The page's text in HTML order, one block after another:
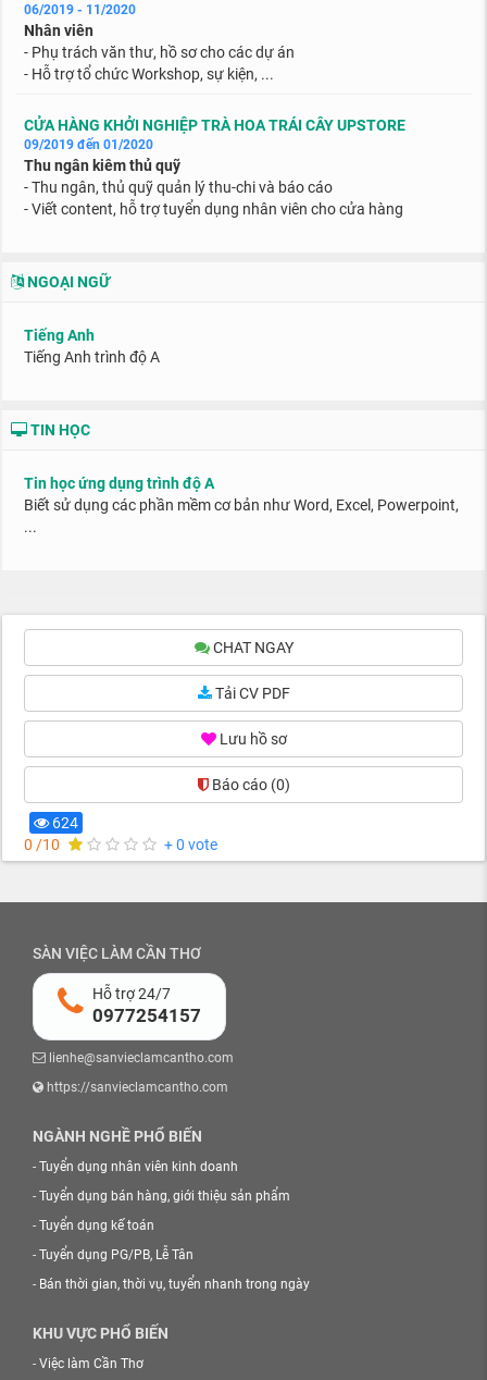
06/2019 - 11/2020
Nhân viên
- Phụ trách văn thư, hồ sơ cho các dự án
- Hỗ trợ tổ chức Workshop, sự kiện, ...
CỬA HÀNG KHỞI NGHIỆP TRÀ HOA TRÁI CÂY UPSTORE
09/2019 đến 01/2020
Thu ngân kiêm thủ quỹ
- Thu ngân, thủ quỹ quản lý thu-chi và báo cáo
- Viết content, hỗ trợ tuyển dụng nhân viên cho cửa hàng
NGOẠI NGỮ
Tiếng Anh
Tiếng Anh trình độ A
TIN HỌC
Tin học ứng dụng trình độ A
Biết sử dụng các phần mềm cơ bản như Word, Excel, Powerpoint,
...
CHAT NGAY
Tải CV PDF
Lưu hồ sơ
Báo cáo (0)
624
0 /10
+ 0 vote
SÀN VIỆC LÀM CẦN THƠ
Hỗ trợ 24/7
0977254157
lienhe@sanvieclamcantho.com
https://sanvieclamcantho.com
NGÀNH NGHỀ PHỔ BIẾN
- Tuyển dụng nhân viên kinh doanh
- Tuyển dụng bán hàng, giới thiệu sản phẩm
- Tuyển dụng kế toán
- Tuyển dụng PG/PB, Lễ Tân
- Bán thời gian, thời vụ, tuyển nhanh trong ngày
KHU VỰC PHỔ BIẾN
- Việc làm Cần Thơ